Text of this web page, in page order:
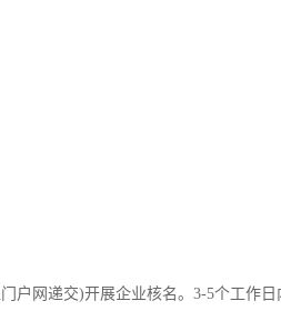
户网递交)开展企业核名。3-5个工作